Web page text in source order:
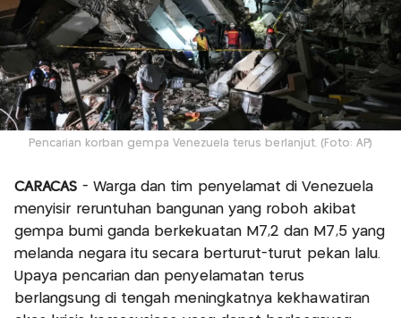
Pencarian korban gempa Venezuela terus berlanjut. (Foto: AP)
CARACAS - Warga dan tim penyelamat di Venezuela
menyisir reruntuhan bangunan yang roboh akibat
gempa bumi ganda berkekuatan M7,2 dan M7,5 yang
melanda negara itu secara berturut-turut pekan lalu.
Upaya pencarian dan penyelamatan terus
berlangsung di tengah meningkatnya kekhawatiran